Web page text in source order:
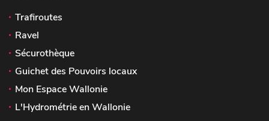
Trafiroutes
Ravel
Sécurothèque
Guichet des Pouvoirs locaux
Mon Espace Wallonie
L'Hydrométrie en Wallonie